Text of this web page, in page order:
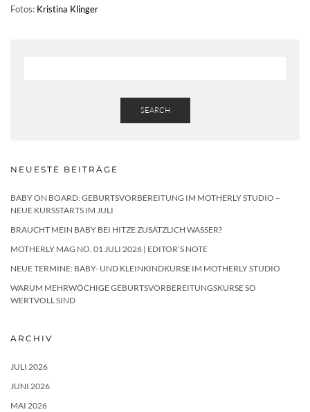
Fotos: Kristina Klinger
SEARCH
NEUESTE BEITRÄGE
BABY ON BOARD: GEBURTSVORBEREITUNG IM MOTHERLY STUDIO –
NEUE KURSSTARTS IM JULI
BRAUCHT MEIN BABY BEI HITZE ZUSÄTZLICH WASSER?
MOTHERLY MAG NO. 01 JULI 2026 | EDITOR’S NOTE
NEUE TERMINE: BABY- UND KLEINKINDKURSE IM MOTHERLY STUDIO
WARUM MEHRWÖCHIGE GEBURTSVORBEREITUNGSKURSE SO
WERTVOLL SIND
ARCHIV
JULI 2026
JUNI 2026
MAI 2026